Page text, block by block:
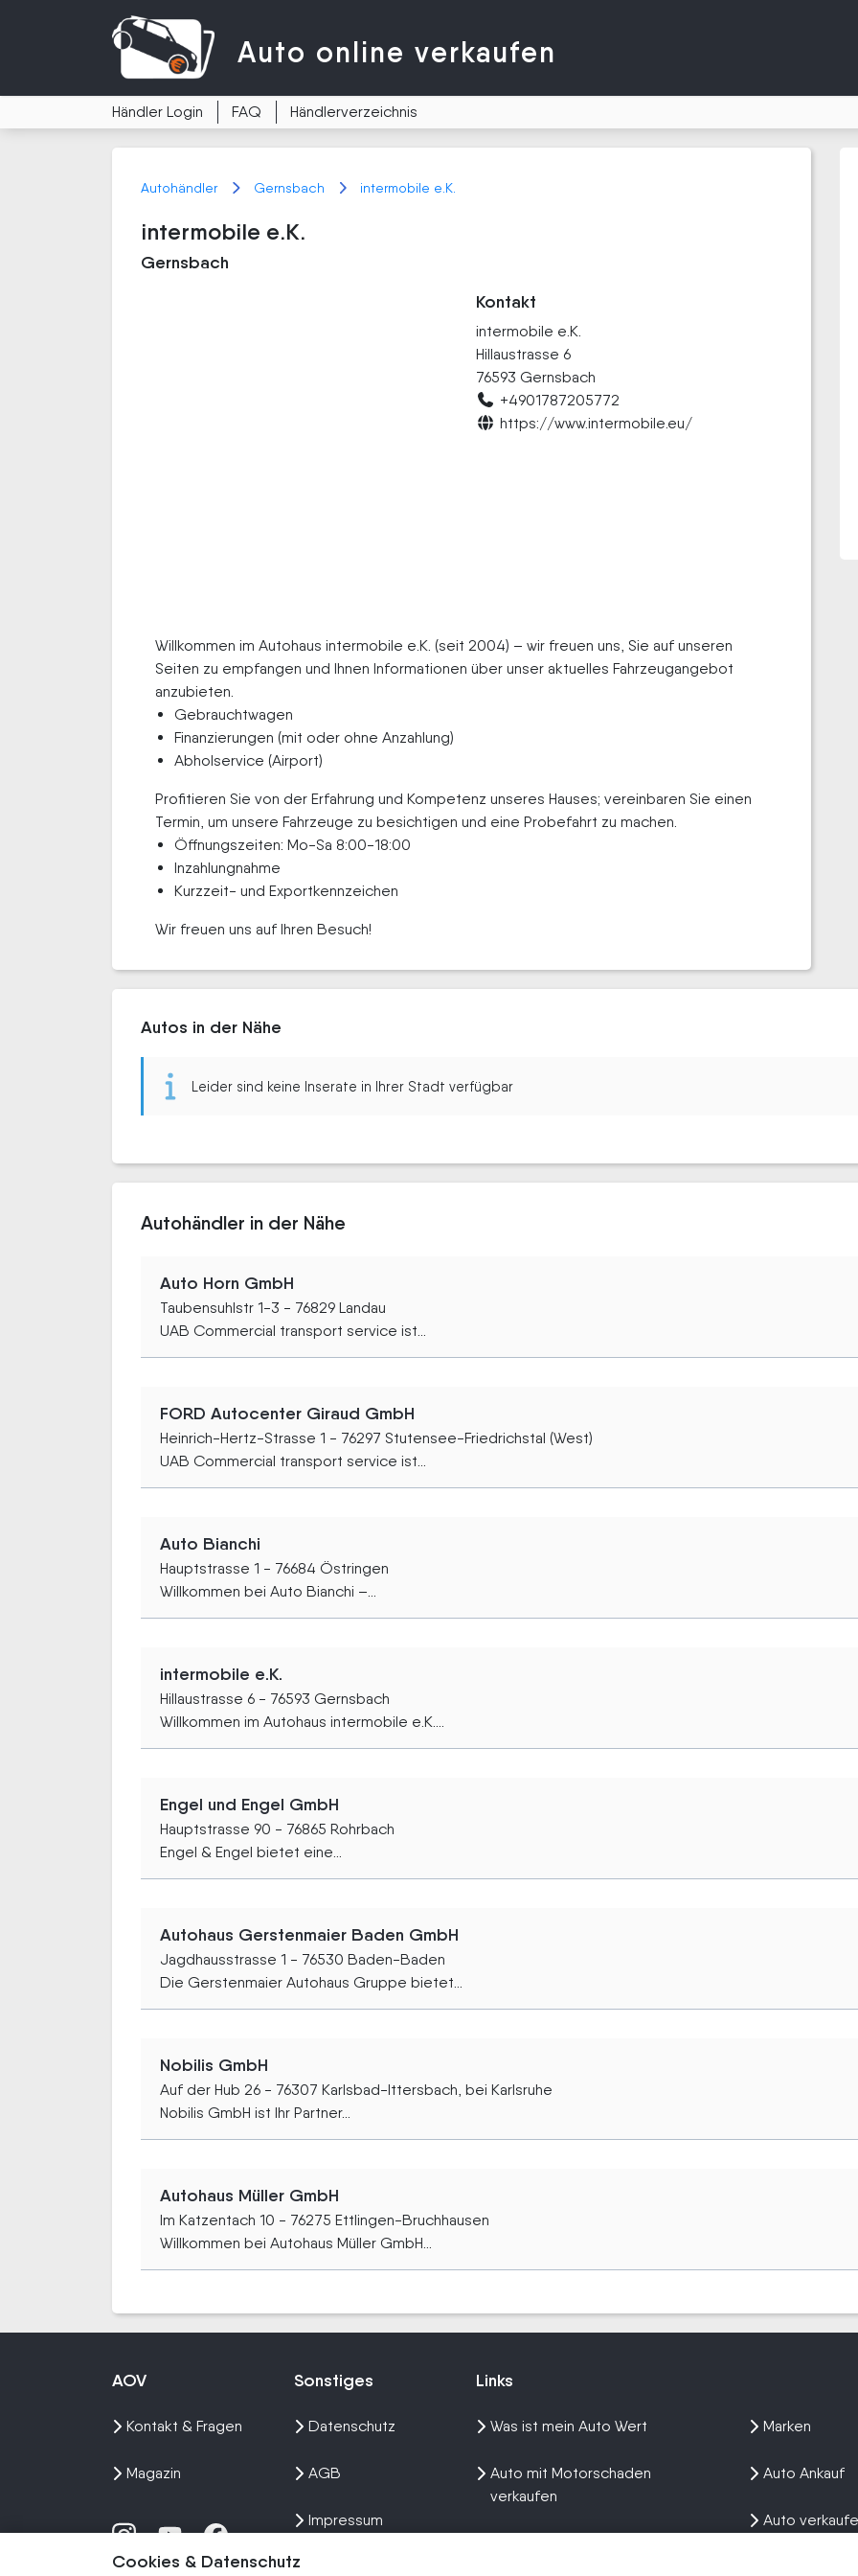
Auto online verkaufen
Händler Login FAQ Händlerverzeichnis
Autohändler Gernsbach intermobile e.K.
intermobile e.K.
Gernsbach
Kontakt
intermobile e.K.
Hillaustrasse 6
76593 Gernsbach
+4901787205772
https://www.intermobile.eu/
Willkommen im Autohaus intermobile e.K. (seit 2004) – wir freuen uns, Sie auf unseren
Seiten zu empfangen und Ihnen Informationen über unser aktuelles Fahrzeugangebot
anzubieten.
Gebrauchtwagen
Finanzierungen (mit oder ohne Anzahlung)
Abholservice (Airport)
Profitieren Sie von der Erfahrung und Kompetenz unseres Hauses; vereinbaren Sie einen
Termin, um unsere Fahrzeuge zu besichtigen und eine Probefahrt zu machen.
Öffnungszeiten: Mo-Sa 8:00-18:00
Inzahlungnahme
Kurzzeit- und Exportkennzeichen
Wir freuen uns auf Ihren Besuch!
Autos in der Nähe
Leider sind keine Inserate in Ihrer Stadt verfügbar
Autohändler in der Nähe
Auto Horn GmbH
Taubensuhlstr 1-3 - 76829 Landau
UAB Commercial transport service ist...
FORD Autocenter Giraud GmbH
Heinrich-Hertz-Strasse 1 - 76297 Stutensee-Friedrichstal (West)
UAB Commercial transport service ist...
Auto Bianchi
Hauptstrasse 1 - 76684 Östringen
Willkommen bei Auto Bianchi –...
intermobile e.K.
Hillaustrasse 6 - 76593 Gernsbach
Willkommen im Autohaus intermobile e.K....
Engel und Engel GmbH
Hauptstrasse 90 - 76865 Rohrbach
Engel & Engel bietet eine...
Autohaus Gerstenmaier Baden GmbH
Jagdhausstrasse 1 - 76530 Baden-Baden
Die Gerstenmaier Autohaus Gruppe bietet...
Nobilis GmbH
Auf der Hub 26 - 76307 Karlsbad-Ittersbach, bei Karlsruhe
Nobilis GmbH ist Ihr Partner...
Autohaus Müller GmbH
Im Katzentach 10 - 76275 Ettlingen-Bruchhausen
Willkommen bei Autohaus Müller GmbH...
Cookies & Datenschutz
AOV
Kontakt & Fragen
Magazin
Sonstiges
Datenschutz
AGB
Impressum
Links
Was ist mein Auto Wert
Auto mit Motorschaden
verkaufen
Marken
Auto Ankauf
Auto